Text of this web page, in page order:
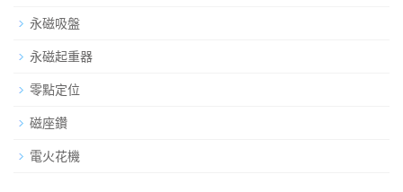
永磁吸盤
永磁起重器
零點定位
磁座鑽
電火花機